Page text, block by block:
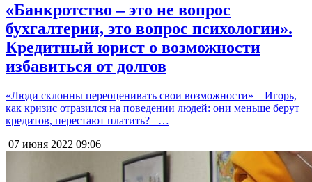
«Банкротство – это не вопрос
бухгалтерии, это вопрос психологии».
Кредитный юрист о возможности
избавиться от долгов
«Люди склонны переоценивать свои возможности» – Игорь,
как кризис отразился на поведении людей: они меньше берут
кредитов, перестают платить? –…
07 июня 2022 09:06